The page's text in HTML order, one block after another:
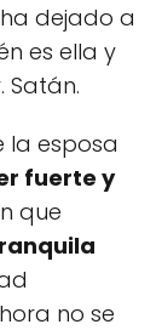
dejado a
es ella y
Satán.
la esposa
fuerte y
que
no se